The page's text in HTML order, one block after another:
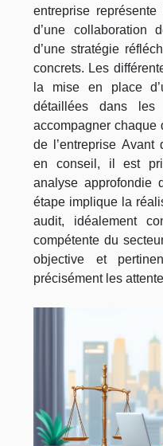
entreprise
d’une collaboration
d’une stratégie
concrets. Les
la mise en place
détaillées dans les
accompagner chaque
de l’entreprise Avant
en conseil, il est
analyse approfondie
étape implique la
audit, idéalement
compétente du
objective et
précisément les